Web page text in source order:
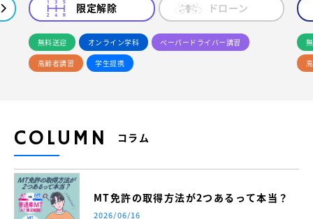
限定解除 ドローン
無料送迎 オンライン学科
ペーパードライバー講習
高齢者講習
学生提携
COLUMN コラム
MT免許の取得方法が2つあるって本当？
2026/06/16